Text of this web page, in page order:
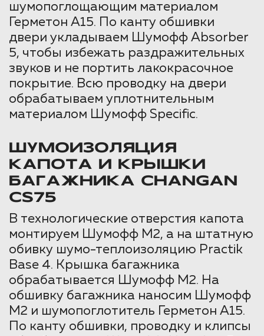
шумопоглощающим материалом
Герметон А15. По канту обшивки
двери укладываем Шумофф Absorber
5, чтобы избежать раздражительных
звуков и не портить лакокрасочное
покрытие. Всю проводку на двери
обрабатываем уплотнительным
материалом Шумофф Specific.
ШУМОИЗОЛЯЦИЯ
КАПОТА И КРЫШКИ
БАГАЖНИКА CHANGAN
CS75
В технологические отверстия капота
монтируем Шумофф М2, а на штатную
обивку шумо-теплоизоляцию Practik
Base 4. Крышка багажника
обрабатывается Шумофф М2. На
обшивку багажника наносим Шумофф
М2 и шумопоглотитель Герметон А15.
По канту обшивки, проводку и клипсы